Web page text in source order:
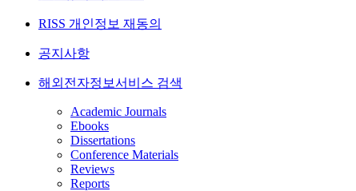
RISS 개인정보 재동의
공지사항
해외전자정보서비스 검색
Academic Journals
Ebooks
Dissertations
Conference Materials
Reviews
Reports